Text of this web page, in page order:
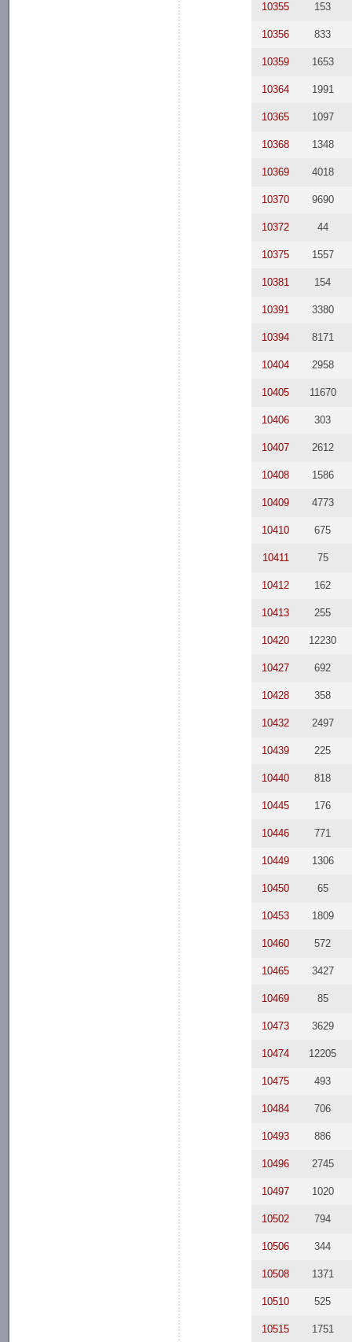
10355 153
10356 833
10359 1653
10364 1991
10365 1097
10368 1348
10369 4018
10370 9690
10372 44
10375 1557
10381 154
10391 3380
10394 8171
10404 2958
10405 11670
10406 303
10407 2612
10408 1586
10409 4773
10410 675
10411 75
10412 162
10413 255
10420 12230
10427 692
10428 358
10432 2497
10439 225
10440 818
10445 176
10446 771
10449 1306
10450 65
10453 1809
10460 572
10465 3427
10469 85
10473 3629
10474 12205
10475 493
10484 706
10493 886
10496 2745
10497 1020
10502 794
10506 344
10508 1371
10510 525
10515 1751